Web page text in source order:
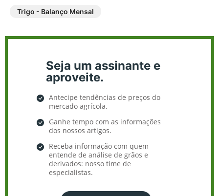
Trigo - Balanço Mensal
Seja um assinante e
aproveite.
Antecipe tendências de preços do
mercado agrícola.
Ganhe tempo com as informações
dos nossos artigos.
Receba informação com quem
entende de análise de grãos e
derivados: nosso time de
especialistas.